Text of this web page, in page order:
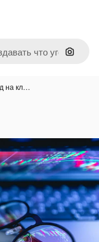
Поиск
на кл…